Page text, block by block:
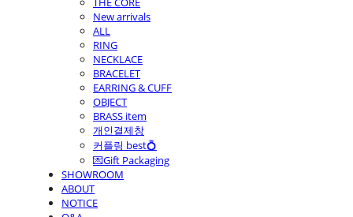
New arrivals
ALL
RING
NECKLACE
BRACELET
EARRING & CUFF
OBJECT
BRASS item
개인결제창
커플링 best💍
💌Gift Packaging
SHOWROOM
ABOUT
NOTICE